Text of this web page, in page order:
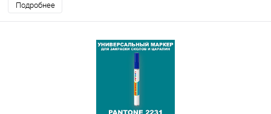
Подробнее